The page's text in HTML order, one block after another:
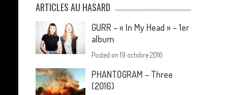
ARTICLES AU HASARD
GURR – « In My Head » – 1er
album
Posted on19 octobre 2016
PHANTOGRAM – Three
(2016)